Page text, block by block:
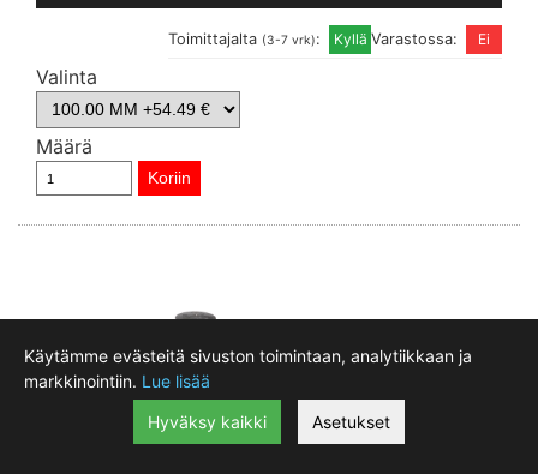
Käytämme evästeitä sivuston toimintaan, analytiikkaan ja
markkinointiin. Lue lisää
Hyväksy kaikki
Asetukset
Varastossa:
Toimittajalta (3-7 vrk):
Valinta
Määrä